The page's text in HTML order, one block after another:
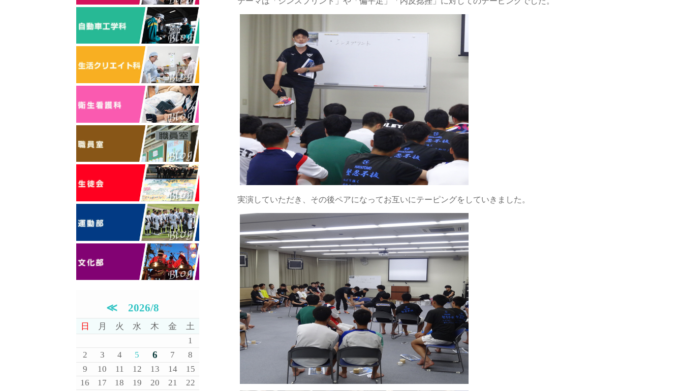
実演していただき、その後ペアになってお互いにテーピングをしていきました。
≪2026/8
日 月 火 水 木 金
土
1
2
3 4 5 6 7
8
9
10 11 12 13 14
15
16
17 18 19 20 21
22